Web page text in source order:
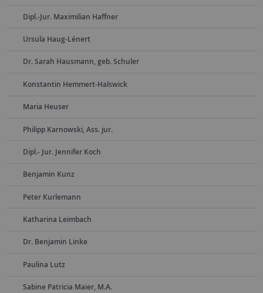
Dipl.-Jur. Maximilian Haffner
Ursula Haug-Lénert
Dr. Sarah Hausmann, geb. Schuler
Konstantin Hemmert-Halswick
Maria Heuser
Philipp Karnowski, Ass. jur.
Dipl.- Jur. Jennifer Koch
Benjamin Kunz
Peter Kurlemann
Katharina Leimbach
Dr. Benjamin Linke
Paulina Lutz
Sabine Patricia Maier, M.A.